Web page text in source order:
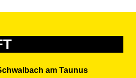
am Taunus